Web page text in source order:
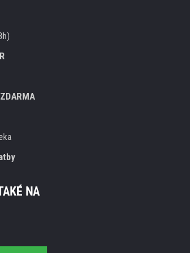
ZDARMA
NA